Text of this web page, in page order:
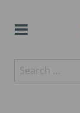
content
Search
for: